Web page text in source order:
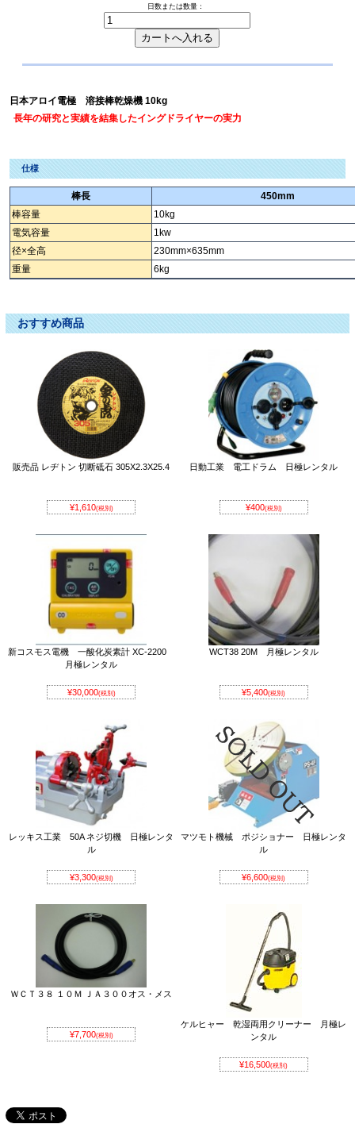
日数または数量：
日本アロイ電極 溶接棒乾燥機 10kg
長年の研究と実績を結集したイングドライヤーの実力
仕様
棒長
450mm
棒容量
10kg
電気容量
1kw
径×全高
230mm×635mm
重量
6kg
おすすめ商品
販売品 レヂトン 切断砥石 305X2.3X25.4
¥1,610(税別)
日動工業 電工ドラム 日極レンタル
¥400(税別)
新コスモス電機 一酸化炭素計 XC-2200
月極レンタル
¥30,000(税別)
WCT38 20M 月極レンタル
¥5,400(税別)
レッキス工業 50A ネジ切機 日極レンタ
ル
¥3,300(税別)
マツモト機械 ポジショナー 日極レンタ
ル
¥6,600(税別)
ＷＣＴ３８ １０Ｍ ＪＡ３００オス・メス
¥7,700(税別)
ケルヒャー 乾湿両用クリーナー 月極レ
ンタル
¥16,500(税別)